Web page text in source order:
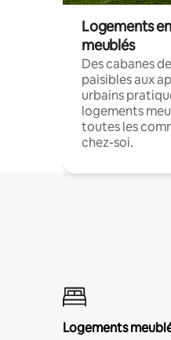
Logements
meublés
Des cabanes
paisibles aux
urbains
logements
toutes les
chez-soi.
Logements